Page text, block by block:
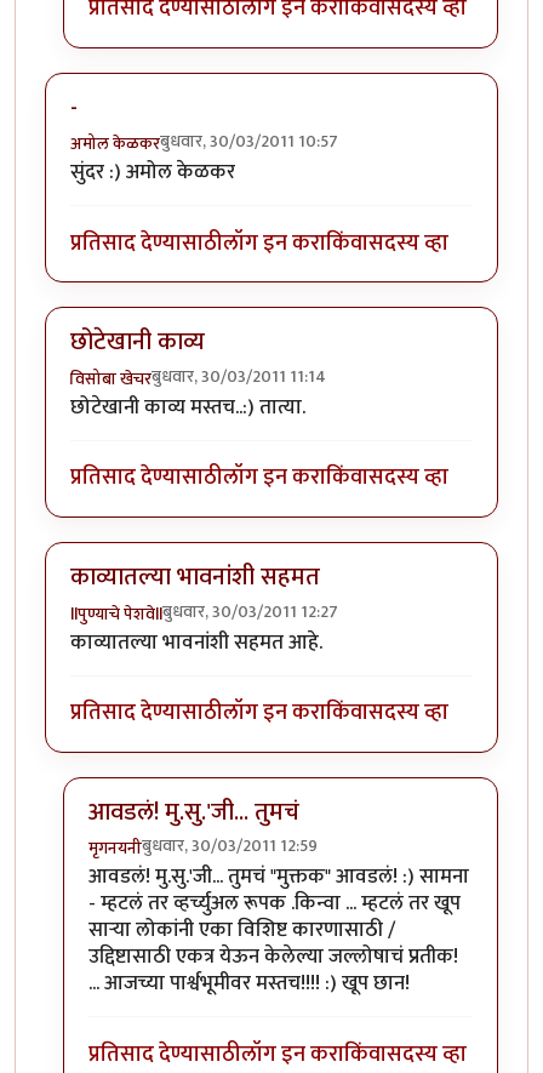
प्रतिसाद देण्यासाठीलॉग इन कराकिंवासदस्य व्हा
-
अमोल केळकरबुधवार, 30/03/2011 10:57
सुंदर :) अमोल केळकर
प्रतिसाद देण्यासाठीलॉग इन कराकिंवासदस्य व्हा
छोटेखानी काव्य
विसोबा खेचरबुधवार, 30/03/2011 11:14
छोटेखानी काव्य मस्तच..:) तात्या.
प्रतिसाद देण्यासाठीलॉग इन कराकिंवासदस्य व्हा
काव्यातल्या भावनांशी सहमत
llपुण्याचे पेशवेllबुधवार, 30/03/2011 12:27
काव्यातल्या भावनांशी सहमत आहे.
प्रतिसाद देण्यासाठीलॉग इन कराकिंवासदस्य व्हा
आवडलं! मु.सु.'जी... तुमचं
मृगनयनीबुधवार, 30/03/2011 12:59
In reply toकाव्यातल्या भावनांशी सहमतbyllपुण्याचे पेशवेll
आवडलं! मु.सु.'जी... तुमचं "मुक्तक" आवडलं! :) सामना
- म्हटलं तर व्हर्च्युअल रूपक .किन्वा ... म्हटलं तर खूप
सार्‍या लोकांनी एका विशिष्ट कारणासाठी /
उद्दिष्टासाठी एकत्र येऊन केलेल्या जल्लोषाचं प्रतीक!
... आजच्या पार्श्वभूमीवर मस्तच!!!! :) खूप छान!
प्रतिसाद देण्यासाठीलॉग इन कराकिंवासदस्य व्हा